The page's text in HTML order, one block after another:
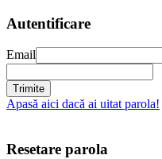
Autentificare
Email
Apasă aici dacă ai uitat parola!
Resetare parola